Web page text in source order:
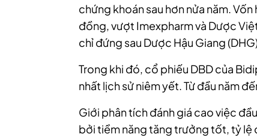
chứng khoán sau hơn nửa năm.
đồng, vượt Imexpharm và Dược
chỉ đứng sau Dược Hậu Giang
Trong khi đó, cổ phiếu DBD của
nhất lịch sử niêm yết. Từ đầu năm
Giới phân tích đánh giá cao việc
bởi tiềm năng tăng trưởng tốt, tỷ lệ